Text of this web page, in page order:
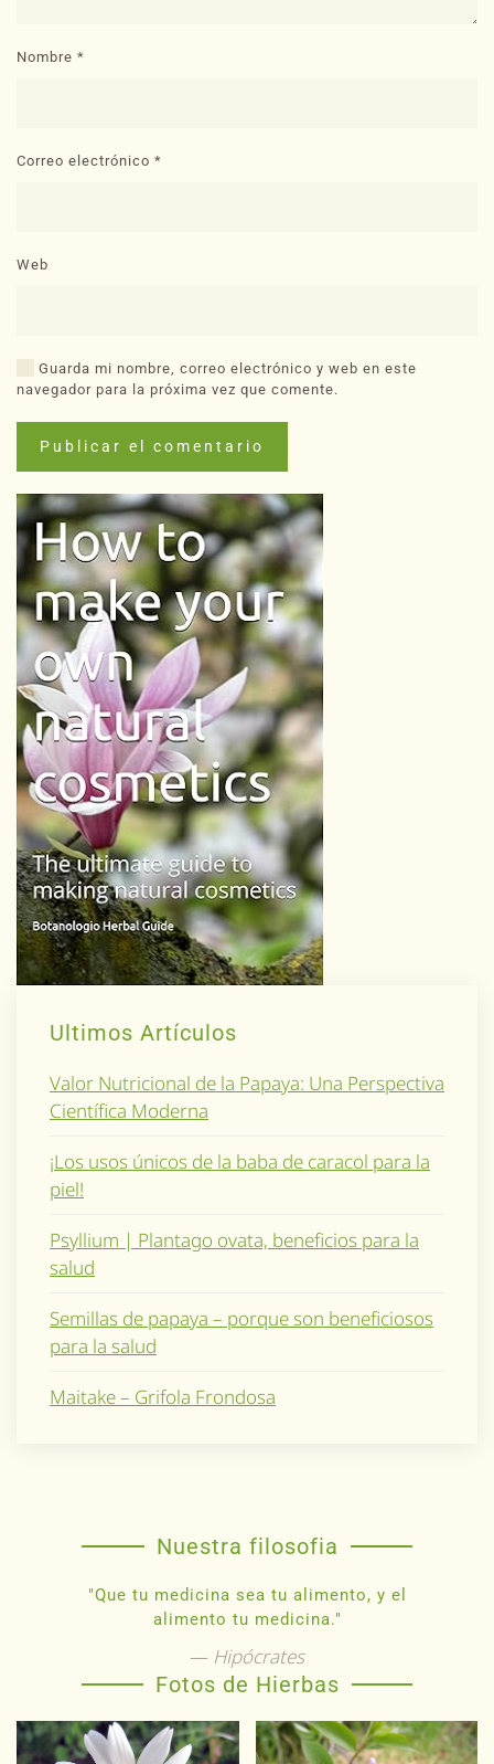
Nombre *
Correo electrónico *
Web
Guarda mi nombre, correo electrónico y web en este
navegador para la próxima vez que comente.
Publicar el comentario
Ultimos Artículos
Valor Nutricional de la Papaya: Una Perspectiva
Científica Moderna
¡Los usos únicos de la baba de caracol para la
piel!
Psyllium | Plantago ovata, beneficios para la
salud
Semillas de papaya – porque son beneficiosos
para la salud
Maitake – Grifola Frondosa
Nuestra filosofia
"Que tu medicina sea tu alimento, y el
alimento tu medicina."
Hipócrates
Fotos de Hierbas